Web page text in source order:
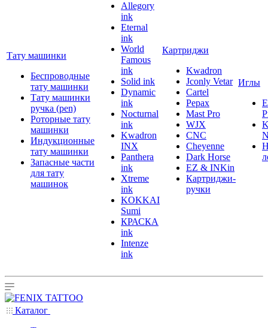
Тату машинки
Беспроводные
тату машинки
Тату машинки
ручка (pen)
Роторные тату
машинки
Индукционные
тату машинки
Запасные части
для тату
машинок
Allegory
ink
Eternal
ink
World
Famous
ink
Solid ink
Dynamic
ink
Nocturnal
ink
Kwadron
INX
Panthera
ink
Xtreme
ink
KOKKAI
Sumi
КРАСКА
ink
Intenze
ink
Картриджи
Kwadron
Jconly Vetar
Cartel
Pepax
Mast Pro
WJX
CNC
Cheyenne
Dark Horse
EZ & INKin
Картриджи-
ручки
Иглы
Каталог